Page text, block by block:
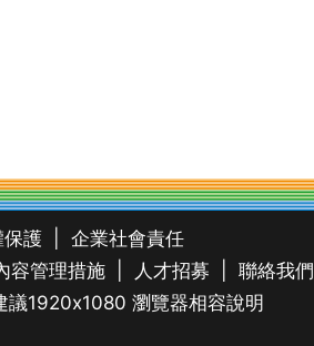
保護
企業社會責任
容管理措施
人才招募
聯絡我們
議1920x1080 瀏覽器相容說明